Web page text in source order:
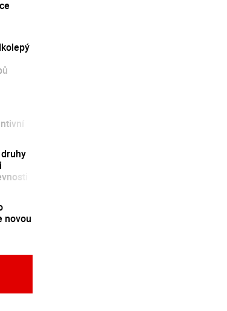
novou